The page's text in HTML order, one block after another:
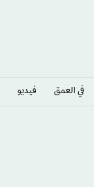
في العمق فيديو